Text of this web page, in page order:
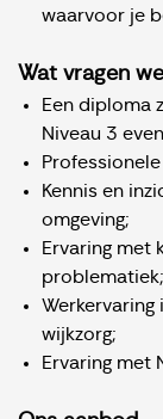
waarvoor je
Wat vragen
Een diploma
Niveau 3
Kennis en
omgeving;
Ervaring met
problematiek;
Werkervaring
wijkzorg;
Ervaring met